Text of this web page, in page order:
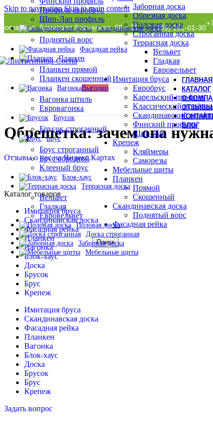
Skip to navigationSkip to main content
ул. Адмирала Корнилова, 66 с.21 +7 (495) 151-01-30
Заборная доска
Обрезная доска
Половая доска
Строганная доска
Террасная доска
Вельвет
Гладкая
Евровельвет
Имитация бруса
Евробрус
Карельский профиль
Классический профиль
Скандинавский
Финский профиль
Шип-Лап
Крепеж
Кляймеры
Саморезы
Мебельные щиты
Планкен
Прямой
Скошенный
Скандинавская доска
Поднятый ворс
Фасадная рейка
Поиск
Профиль евробрус
Шип-Лап профиль
Скандинавская доска
Поднятый ворс
Фасадная рейка
Планкен
Планкен прямой
Планкен скошенный
ВагонкаВыгодно
Вагонка штиль
Евровагонка
Брусок
Брусок строганный
Брус
Брус строганный
Брус обрезной
Клееный брус
Блок-хаус
Террасная доска
Вельвет
Гладкая
Евровельвет
Половая доска
Доска строганная
Заборная доска
Мебельные щиты
ГЛАВНАЯ
КАТАЛОГ
О
ОТЗЫВЫ
БЛОГ
Главная» Блог
Обрешетка: зачем она
Отзывы о нас на Яндекс.Картах
Каталог товаров
Имитация бруса
Скандинавская доска
Фасадная рейка
Планкен
Вагонка
Блок-хаус
Доска
Брусок
Брус
Крепеж
Имитация бруса
Скандинавская доска
Фасадная рейка
Планкен
Вагонка
Блок-хаус
Доска
Брусок
Брус
Крепеж
Задать вопрос